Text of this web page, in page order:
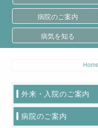
病院のご案内
病気を知る
Home
外来・入院のご案内
病院のご案内